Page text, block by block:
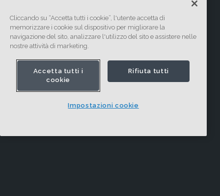
Cliccando su “Accetta tutti i cookie”, l'utente accetta di
memorizzare i cookie sul dispositivo per migliorare la
navigazione del sito, analizzare l'utilizzo del sito e assistere nelle
nostre attività di marketing.
Accetta tutti i
cookie
Rifiuta tutti
Impostazioni cookie